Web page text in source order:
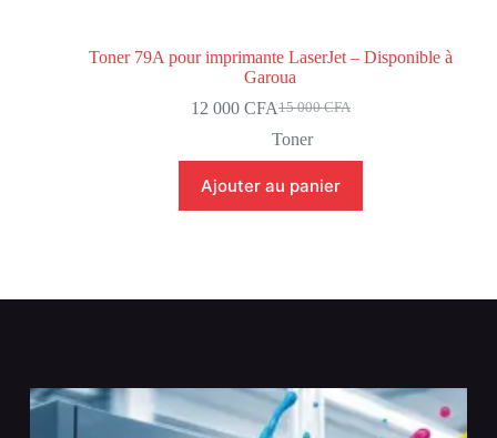
Toner 79A pour imprimante LaserJet – Disponible à
Garoua
15 000CFA
12 000 CFA
Toner
Ajouter au panier